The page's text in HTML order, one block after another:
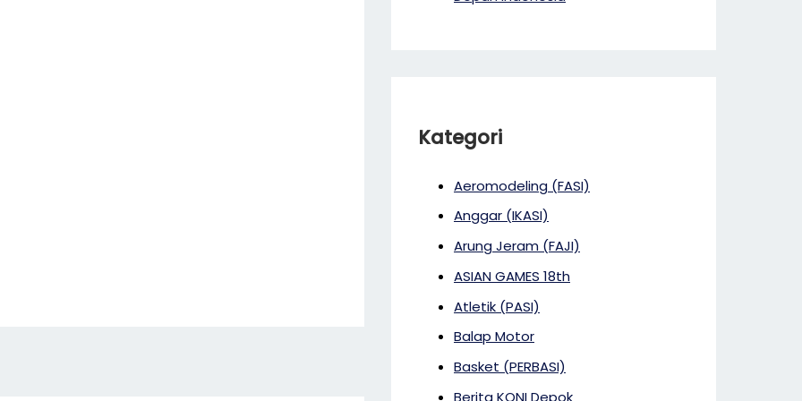
Kategori
Aeromodeling (FASI)
Anggar (IKASI)
Arung Jeram (FAJI)
ASIAN GAMES 18th
Atletik (PASI)
Balap Motor
Basket (PERBASI)
Berita KONI Depok